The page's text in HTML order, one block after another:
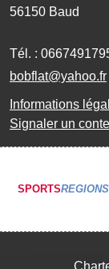
56150 Baud
Tél. :
bobflat@yahoo.fr
Informations
Signaler un
SPORTSREGIONS